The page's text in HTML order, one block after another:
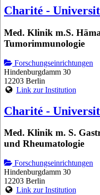
Charité -
Med. Klinik m.S.
Tumorimmunologie
Forschungseinrichtungen
Hindenburgdamm 30
12203 Berlin
Link zur Institution
Charité -
Med. Klinik m. S.
und Rheumatologie
Forschungseinrichtungen
Hindenburgdamm 30
12203 Berlin
Link zur Institution